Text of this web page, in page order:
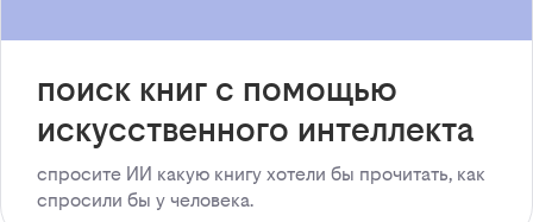
поиск книг с помощью
искусственного интеллекта
спросите ИИ какую книгу хотели бы прочитать, как
спросили бы у человека.